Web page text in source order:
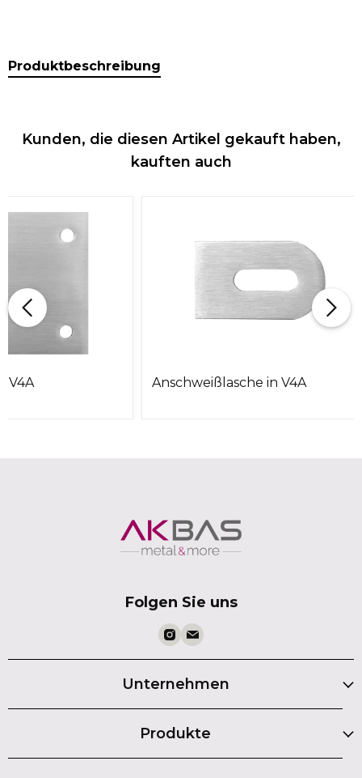
Produktbeschreibung
Kunden, die diesen Artikel gekauft haben,
kauften auch
V4A Anschweißlasche in V4A
Folgen Sie uns
Unternehmen
Produkte